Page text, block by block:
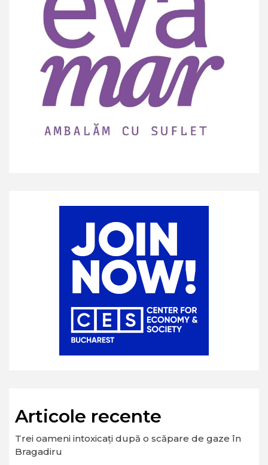
Articole recente
Trei oameni intoxicați după o scăpare de gaze în
Bragadiru